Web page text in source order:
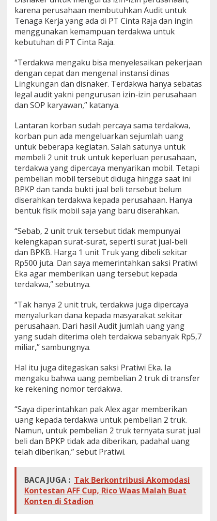
karena perusahaan membutuhkan Audit untuk
Tenaga Kerja yang ada di PT Cinta Raja dan ingin
menggunakan kemampuan terdakwa untuk
kebutuhan di PT Cinta Raja.
“Terdakwa mengaku bisa menyelesaikan pekerjaan
dengan cepat dan mengenal instansi dinas
Lingkungan dan disnaker. Terdakwa hanya sebatas
legal audit yakni pengurusan izin-izin perusahaan
dan SOP karyawan,” katanya.
Lantaran korban sudah percaya sama terdakwa,
korban pun ada mengeluarkan sejumlah uang
untuk beberapa kegiatan. Salah satunya untuk
membeli 2 unit truk untuk keperluan perusahaan,
terdakwa yang dipercaya menyarikan mobil. Tetapi
pembelian mobil tersebut diduga hingga saat ini
BPKP dan tanda bukti jual beli tersebut belum
diserahkan terdakwa kepada perusahaan. Hanya
bentuk fisik mobil saja yang baru diserahkan.
“Sebab, 2 unit truk tersebut tidak mempunyai
kelengkapan surat-surat, seperti surat jual-beli
dan BPKB. Harga 1 unit Truk yang dibeli sekitar
Rp500 juta. Dan saya memerintahkan saksi Pratiwi
Eka agar memberikan uang tersebut kepada
terdakwa,” sebutnya.
“Tak hanya 2 unit truk, terdakwa juga dipercaya
menyalurkan dana kepada masyarakat sekitar
perusahaan. Dari hasil Audit jumlah uang yang
yang sudah diterima oleh terdakwa sebanyak Rp5,7
miliar,” sambungnya.
Hal itu juga ditegaskan saksi Pratiwi Eka. Ia
mengaku bahwa uang pembelian 2 truk di transfer
ke rekening nomor terdakwa.
“Saya diperintahkan pak Alex agar memberikan
uang kepada terdakwa untuk pembelian 2 truk.
Namun, untuk pembelian 2 truk ternyata surat jual
beli dan BPKP tidak ada diberikan, padahal uang
telah diberikan,” sebut Pratiwi.
BACA JUGA : Tak Berkontribusi Akomodasi
Kontestan AFF Cup, Rico Waas Malah Buat
Konten di Stadion